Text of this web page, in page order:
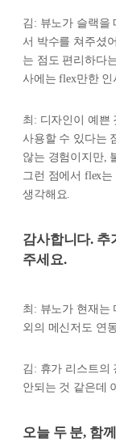
김: 뷰노가 슬랙을
서 박수를 쳐주셨
는 점도 편리하다
사에는 flex만한
최: 디자인이 예쁜
사용할 수 있다는
않는 경험이지만,
그런 점에서 flex
생각해요.
감사합니다. 추
주세요.
최: 뷰노가 현재는
외의 메신저도 연
김: 휴가 리스트의
안되는 것 같은데
오늘 두 분, 함